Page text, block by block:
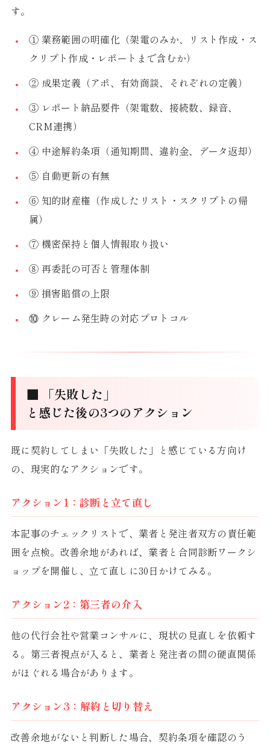
す。
① 業務範囲の明確化（架電のみか、リスト作成・ス
クリプト作成・レポートまで含むか）
② 成果定義（アポ、有効商談、それぞれの定義）
③ レポート納品要件（架電数、接続数、録音、
CRM連携）
④ 中途解約条項（通知期間、違約金、データ返却）
⑤ 自動更新の有無
⑥ 知的財産権（作成したリスト・スクリプトの帰
属）
⑦ 機密保持と個人情報取り扱い
⑧ 再委託の可否と管理体制
⑨ 損害賠償の上限
⑩ クレーム発生時の対応プロトコル
■ 「失敗した」
と感じた後の3つのアクション
既に契約してしまい「失敗した」と感じている方向け
の、現実的なアクションです。
アクション1：診断と立て直し
本記事のチェックリストで、業者と発注者双方の責任範
囲を点検。改善余地があれば、業者と合同診断ワークシ
ョップを開催し、立て直しに30日かけてみる。
アクション2：第三者の介入
他の代行会社や営業コンサルに、現状の見直しを依頼す
る。第三者視点が入ると、業者と発注者の間の硬直関係
がほぐれる場合があります。
アクション3：解約と切り替え
改善余地がないと判断した場合、契約条項を確認のう